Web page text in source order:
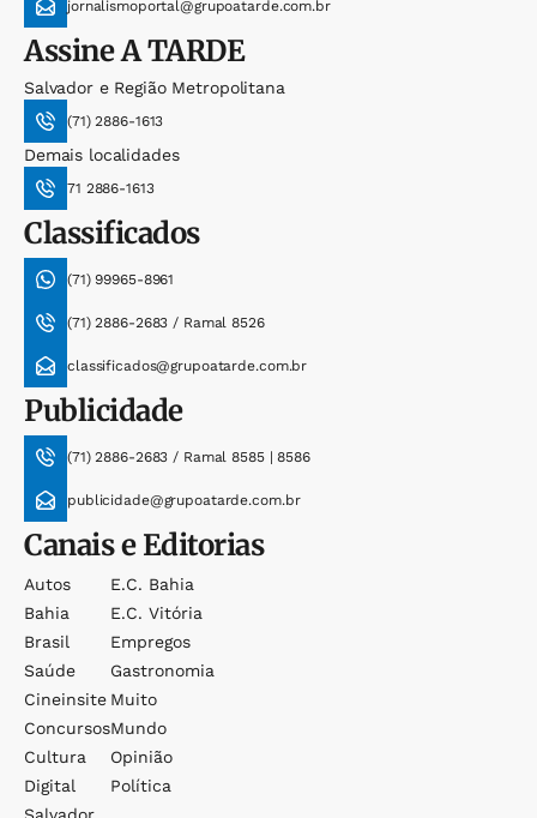
jornalismoportal@grupoatarde.com.br
AssineA TARDE
Salvador e Região Metropolitana
(71) 2886-1613
Demais localidades
71 2886-1613
Classificados
(71) 99965-8961
(71) 2886-2683 / Ramal 8526
classificados@grupoatarde.com.br
Publicidade
(71) 2886-2683 / Ramal 8585 | 8586
publicidade@grupoatarde.com.br
Canais e Editorias
Autos
Bahia
Brasil
Saúde
Cineinsite
Concursos
Cultura
Digital
E.c. Bahia
E.c. Vitória
Empregos
Gastronomia
Muito
Mundo
Opinião
Política